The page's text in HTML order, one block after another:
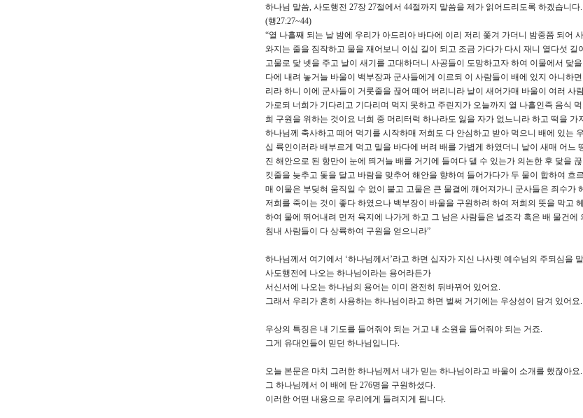
하나님 말씀, 사도행전 27장 27절에서 44절까지 말씀을 제가 읽어드리도록 하겠습니다.
(행27:27~44)
“열 나흘째 되는 날 밤에 우리가 아드리아 바다에 이리 저리 쫓겨 가더니 밤중쯤 되어
와지는 줄을 짐작하고 물을 재어보니 이십 길이 되고 조금 가다가 다시 재니 열다섯 길
고물로 닻 넷을 주고 날이 새기를 고대하더니 사공들이 도망하고자 하여 이물에서 닻
다에 내려 놓거늘 바울이 백부장과 군사들에게 이르되 이 사람들이 배에 있지 아니하
리라 하니 이에 군사들이 거룻줄을 끊어 떼어 버리니라 날이 새어가매 바울이 여러 사
가로되 너희가 기다리고 기다리며 먹지 못하고 주린지가 오늘까지 열 나흘인즉 음식
희 구원을 위하는 것이요 너희 중 머리터럭 하나라도 잃을 자가 없느니라 하고 떡을 가
하나님께 축사하고 떼어 먹기를 시작하매 저희도 다 안심하고 받아 먹으니 배에 있는
십 륙인이러라 배부르게 먹고 밀을 바다에 버려 배를 가볍게 하였더니 날이 새매 어느
진 해안으로 된 항만이 눈에 띄거늘 배를 거기에 들여다 댈 수 있는가 의논한 후 닻을
킷줄을 늦추고 돛을 달고 바람을 맞추어 해안을 향하여 들어가다가 두 물이 합하여 흐
매 이물은 부딪혀 움직일 수 없이 붙고 고물은 큰 물결에 깨어져가니 군사들은 죄수가
저희를 죽이는 것이 좋다 하였으나 백부장이 바울을 구원하려 하여 저희의 뜻을 막고
하여 물에 뛰어내려 먼저 육지에 나가게 하고 그 남은 사람들은 널조각 혹은 배 물건에
침내 사람들이 다 상륙하여 구원을 얻으니라”
하나님께서 여기에서 ‘하나님께서’라고 하면 십자가 지신 나사렛 예수님의 주되심을
사도행전에 나오는 하나님이라는 용어라든가
서신서에 나오는 하나님의 용어는 이미 완전히 뒤바뀌어 있어요.
그래서 우리가 흔히 사용하는 하나님이라고 하면 벌써 거기에는 우상성이 담겨 있어요.
우상의 특징은 내 기도를 들어줘야 되는 거고 내 소원을 들어줘야 되는 거죠.
그게 유대인들이 믿던 하나님입니다.
오늘 본문은 마치 그러한 하나님께서 내가 믿는 하나님이라고 바울이 소개를 했잖아요.
그 하나님께서 이 배에 탄 276명을 구원하셨다.
이러한 어떤 내용으로 우리에게 들려지게 됩니다.